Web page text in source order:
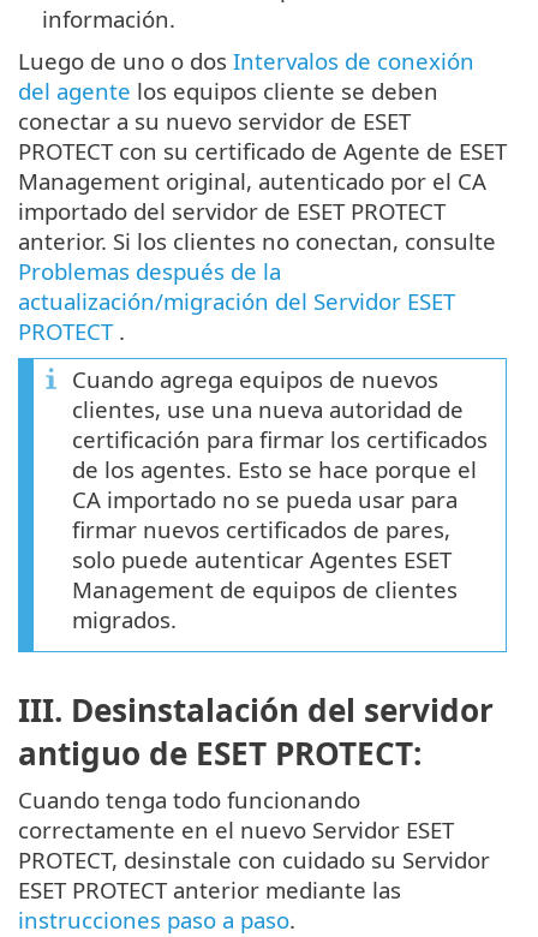
información.
Luego de uno o dos Intervalos de conexión
del agente los equipos cliente se deben
conectar a su nuevo servidor de ESET
PROTECT con su certificado de Agente de ESET
Management original, autenticado por el CA
importado del servidor de ESET PROTECT
anterior. Si los clientes no conectan, consulte
Problemas después de la
actualización/migración del Servidor ESET
PROTECT .
Cuando agrega equipos de nuevos
clientes, use una nueva autoridad de
certificación para firmar los certificados
de los agentes. Esto se hace porque el
CA importado no se pueda usar para
firmar nuevos certificados de pares,
solo puede autenticar Agentes ESET
Management de equipos de clientes
migrados.
III. Desinstalación del servidor
antiguo de ESET PROTECT:
Cuando tenga todo funcionando
correctamente en el nuevo Servidor ESET
PROTECT, desinstale con cuidado su Servidor
ESET PROTECT anterior mediante las
instrucciones paso a paso.